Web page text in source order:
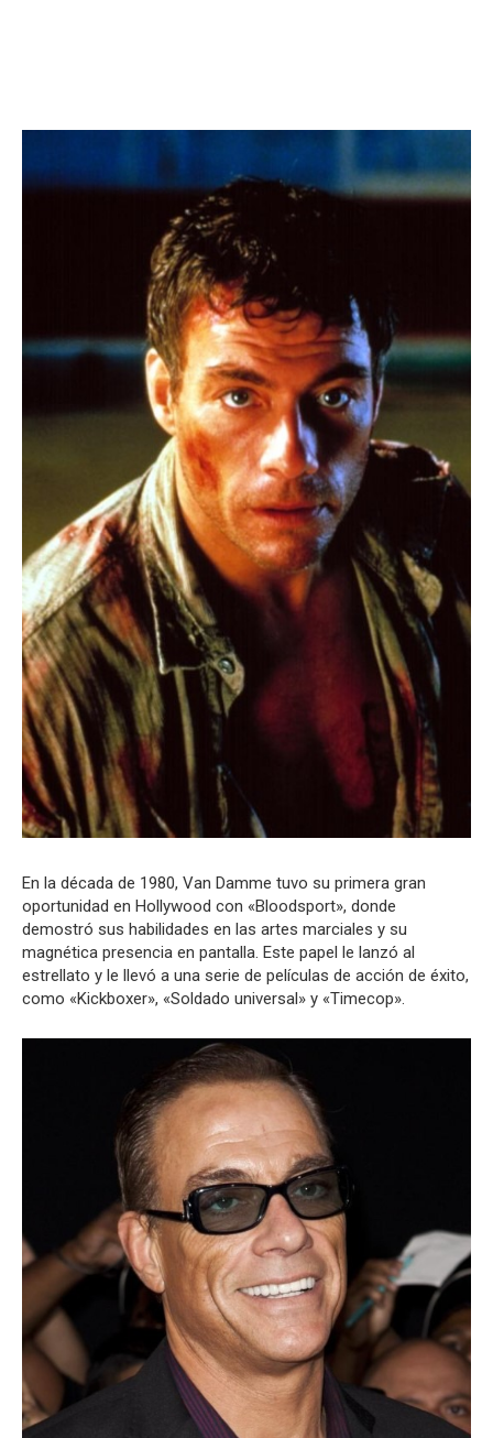
En la década de 1980, Van Damme tuvo su primera gran
oportunidad en Hollywood con «Bloodsport», donde
demostró sus habilidades en las artes marciales y su
magnética presencia en pantalla. Este papel le lanzó al
estrellato y le llevó a una serie de películas de acción de éxito,
como «Kickboxer», «Soldado universal» y «Timecop».